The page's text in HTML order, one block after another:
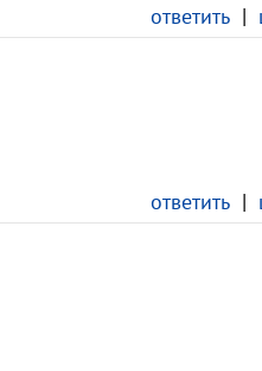
ответить |
ответить |